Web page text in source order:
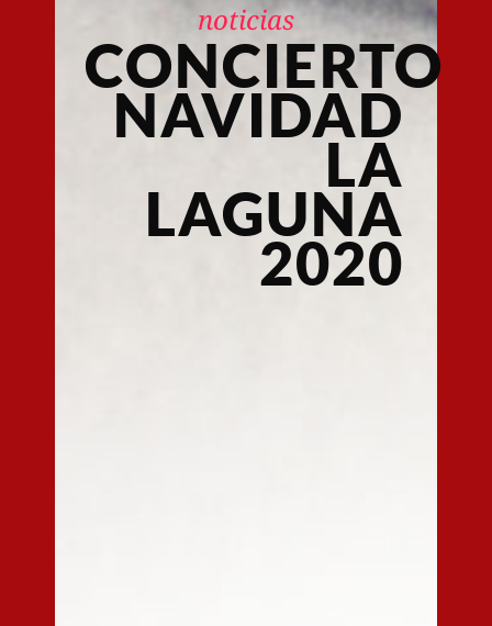
noticias
CONCIERTO
NAVIDAD
LA
LAGUNA
2020